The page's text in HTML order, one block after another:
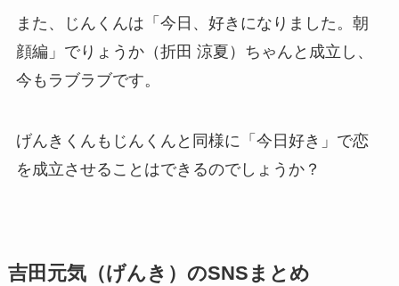
また、じんくんは「今日、好きになりました。朝
顔編」でりょうか（折田 涼夏）ちゃんと成立し、
今もラブラブです。
げんきくんもじんくんと同様に「今日好き」で恋
を成立させることはできるのでしょうか？
吉田元気（げんき）のSNSまとめ